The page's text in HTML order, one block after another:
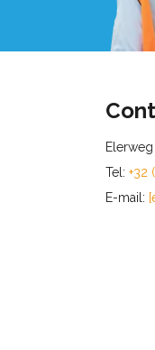
Tel: +32
E-mail: